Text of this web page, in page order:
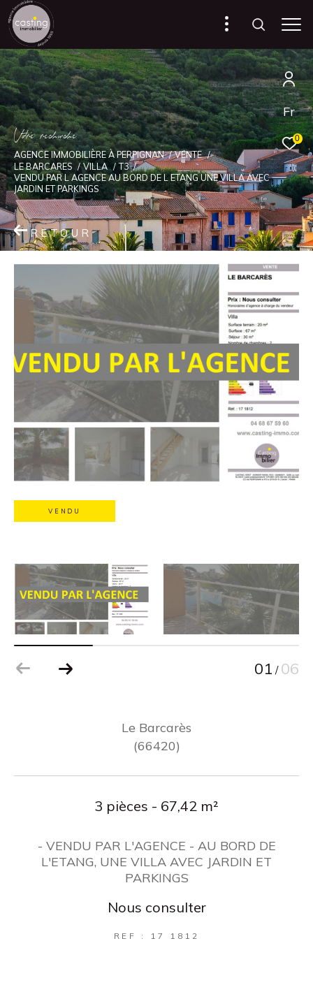
Fr
0
Vore recece
AGENCE IMMOBILIÈRE À PERPIGNAN
VENTE
LE BARCARES
VILLA
T3
VENDU PAR L AGENCE AU BORD DE L ETANG UNE VILLA AVEC
JARDIN ET PARKINGS
RETOUR
VENDU
01 / 06
Le Barcarès
(66420)
3 pièces - 67,42 m²
- VENDU PAR L'AGENCE - AU BORD DE
L'ETANG, UNE VILLA AVEC JARDIN ET
PARKINGS
Nous consulter
REF : 17 1812